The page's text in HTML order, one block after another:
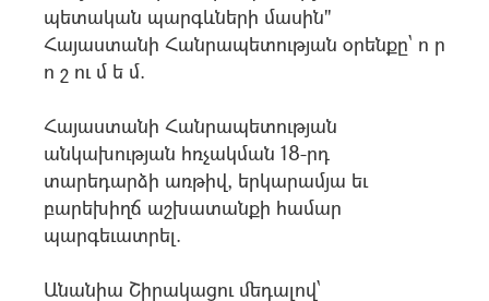
պետական պարգևների մասին"
Հայաստանի Հանրապետության օրենքը` ո ր
ո շ ու մ ե մ.
Հայաստանի Հանրապետության
անկախության հռչակման 18-րդ
տարեդարձի առթիվ, երկարամյա եւ
բարեխիղճ աշխատանքի համար
պարգեւատրել.
Անանիա Շիրակացու մեդալով`